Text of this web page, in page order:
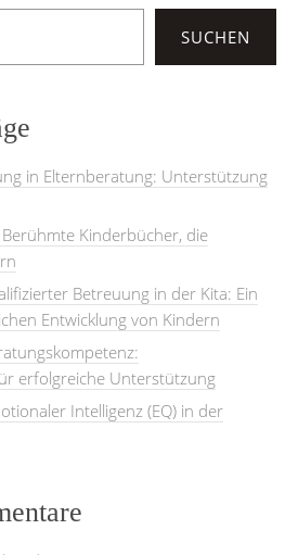
SUCHEN
in Elternberatung: Unterstützung
Kinderbücher, die
Betreuung in der Kita: Ein
Entwicklung von Kindern
erfolgreiche Unterstützung
Intelligenz (EQ) in der